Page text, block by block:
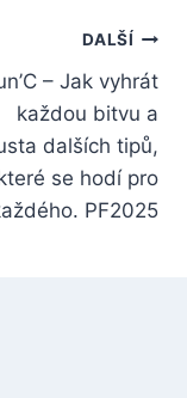
DALŠÍ
– Jak vyhrát
každou bitvu a
dalších tipů,
se hodí pro
PF2025